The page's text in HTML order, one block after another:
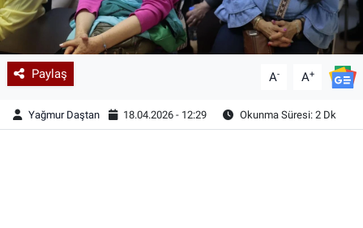
Paylaş A- A+
Yağmur Daştan 18.04.2026 - 12:29 Okunma Süresi: 2 Dk